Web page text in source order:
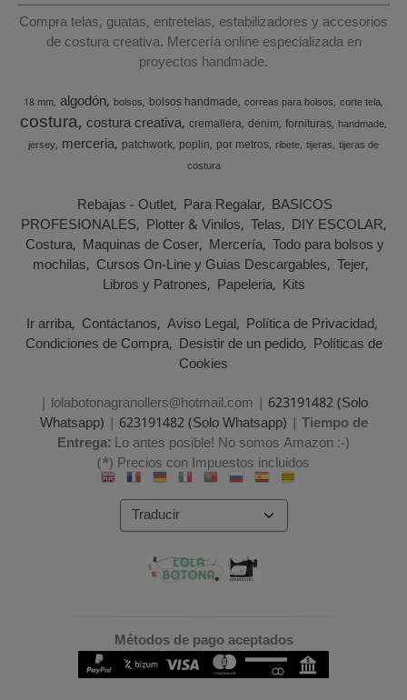
Compra telas, guatas, entretelas, estabilizadores y accesorios
de costura creativa. Mercería online especializada en
proyectos handmade.
18 mm algodón bolsos bolsos handmade correas para bolsos corte tela
costura costura creativa cremallera denim fornituras handmade
jersey merceria patchwork poplin por metros ribete tijeras tijeras de
costura
Rebajas - Outlet Para Regalar BASICOS
PROFESIONALES Plotter & Vinilos Telas DIY ESCOLAR
Costura Maquinas de Coser Mercería Todo para bolsos y
mochilas Cursos On-Line y Guias Descargables Tejer
Libros y Patrones Papeleria Kits
Ir arriba Contáctanos Aviso Legal Política de Privacidad
Condiciones de Compra Desistir de un pedido Políticas de
Cookies
| lolabotonagranollers@hotmail.com | 623191482 (Solo
Whatsapp) | 623191482 (Solo Whatsapp) | Tiempo de
Entrega:Lo antes posible! No somos Amazon :-)
(*) Precios con Impuestos incluidos
Métodos de pago aceptados